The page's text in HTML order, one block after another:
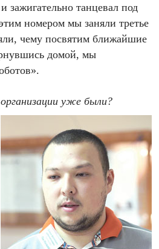
зажигательно танцевал под
номером мы заняли третье
чему посвятим ближайшие
домой, мы
уже были?